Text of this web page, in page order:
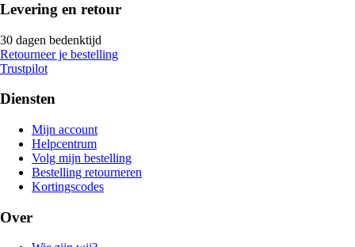
Levering en retour
30 dagen bedenktijd
Retourneer je bestelling
Trustpilot
Diensten
Mijn account
Helpcentrum
Volg mijn bestelling
Bestelling retourneren
Kortingscodes
Over